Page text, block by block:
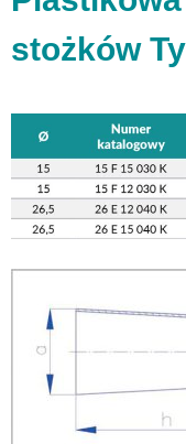
stożków